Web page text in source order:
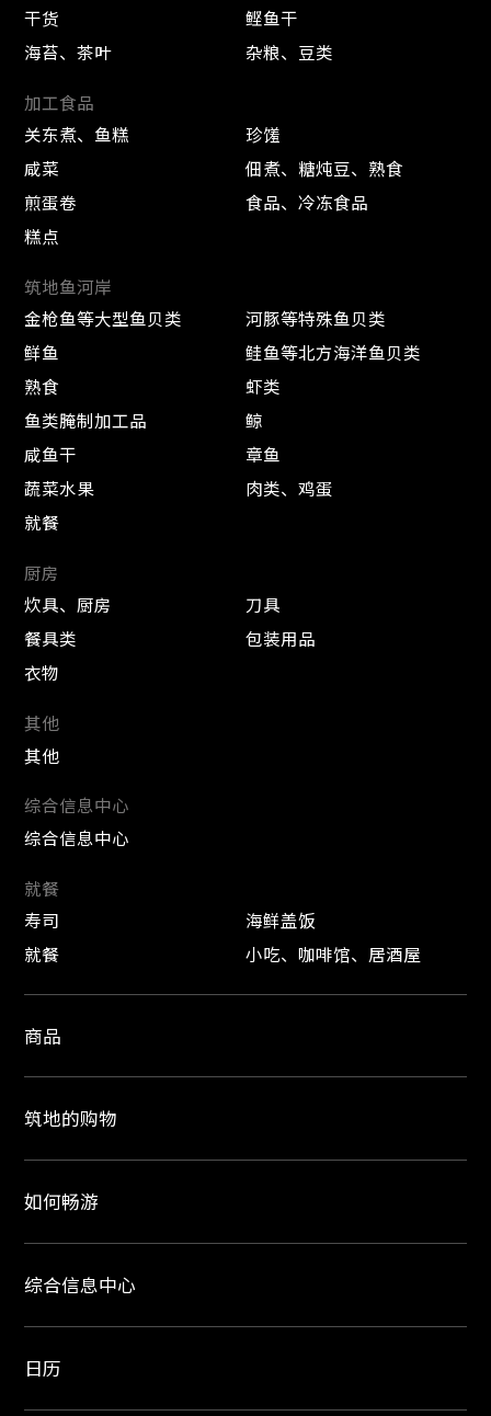
干货
鲣鱼干
海苔、茶叶
杂粮、豆类
加工食品
关东煮、鱼糕
珍馐
咸菜
佃煮、糖炖豆、熟食
煎蛋卷
食品、冷冻食品
糕点
筑地鱼河岸
金枪鱼等大型鱼贝类
河豚等特殊鱼贝类
鲜鱼
鲑鱼等北方海洋鱼贝类
熟食
虾类
鱼类腌制加工品
鲸
咸鱼干
章鱼
蔬菜水果
肉类、鸡蛋
就餐
厨房
炊具、厨房
刀具
餐具类
包装用品
衣物
其他
其他
综合信息中心
综合信息中心
就餐
寿司
海鲜盖饭
就餐
小吃、咖啡馆、居酒屋
商品
筑地的购物
如何畅游
综合信息中心
日历